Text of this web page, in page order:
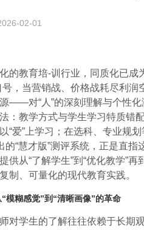
02-01
的教育培-训行业，同质化已成
号，当营销战、价格战耗尽利
——对“人”的深刻理解与个性
：教学方式与学生学习特质错
“爱”上学习；在选科、专业规
的“慧才版”测评系统，正是直
供从“了解学生”到“优化教学”
制、可量化的现代教育实践。
模糊感觉”到“清晰画像”的革命
对学生的了解往往依赖于长期